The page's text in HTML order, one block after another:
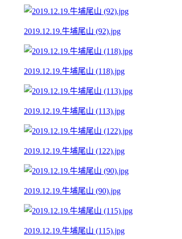
2019.12.19.牛埔尾山 (92).jpg
2019.12.19.牛埔尾山 (118).jpg
2019.12.19.牛埔尾山 (113).jpg
2019.12.19.牛埔尾山 (122).jpg
2019.12.19.牛埔尾山 (90).jpg
2019.12.19.牛埔尾山 (115).jpg